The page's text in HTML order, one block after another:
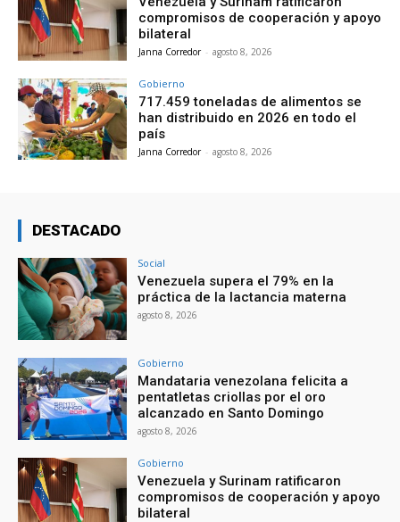
compromisos de cooperación y apoyo
bilateral
Janna Corredor - agosto 8, 2026
Gobierno
717.459 toneladas de alimentos se
han distribuido en 2026 en todo el
país
Janna Corredor - agosto 8, 2026
DESTACADO
Social
Venezuela supera el 79% en la
práctica de la lactancia materna
agosto 8, 2026
Gobierno
Mandataria venezolana felicita a
pentatletas criollas por el oro
alcanzado en Santo Domingo
agosto 8, 2026
Gobierno
Venezuela y Surinam ratificaron
compromisos de cooperación y apoyo
bilateral